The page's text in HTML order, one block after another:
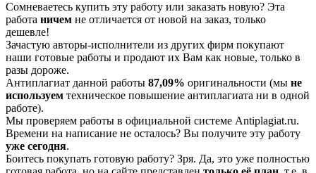
Сомневаетесь купить эту работу или заказать новую? Эта
работа ничем не отличается от новой на заказ, только
дешевле!
Зачастую авторы-исполнители из других фирм покупают
наши готовые работы и продают их Вам как новые, только в
разы дороже.
Антиплагиат данной работы 87,09% оригинальности (мы не
используем техническое повышение антиплагиата ни в одной
работе).
Мы проверяем работы в официальной системе Аntiplagiat.ru.
Времени на написание не осталось? Вы получите эту работу
уже сегодня.
Боитесь покупать готовую работу? Зря. Да, это уже полностью